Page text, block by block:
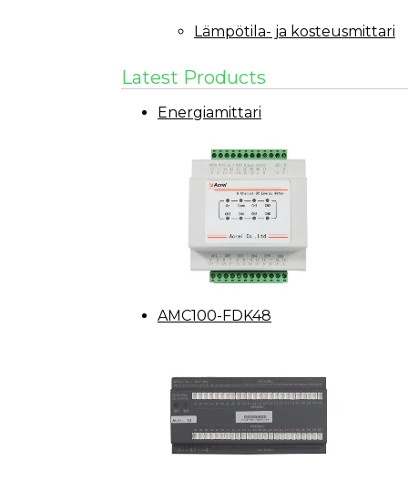
Lämpötila- ja kosteusmittari
Latest Products
Energiamittari
AMC100-FDK48